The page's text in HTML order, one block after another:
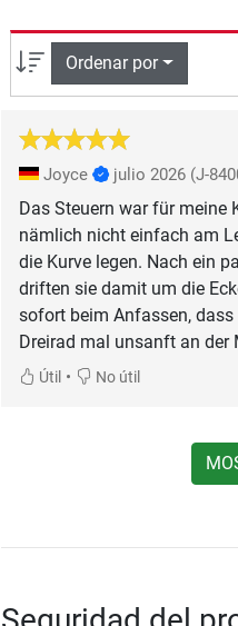
Ordenar por
Joyce julio 2026 (J-
Das Steuern war für meine
nämlich nicht einfach am
die Kurve legen. Nach ein
driften sie damit um die
sofort beim Anfassen,
Dreirad mal unsanft an der
Útil• No útil